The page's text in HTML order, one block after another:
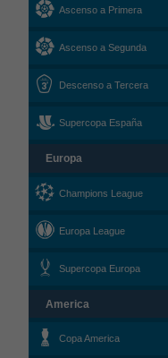
Ascenso a Primera
Ascenso a Segunda
Descenso a Tercera
Supercopa España
Europa
Champions League
Europa League
Supercopa Europa
America
Copa America